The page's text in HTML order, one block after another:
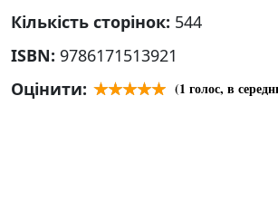
Кількість сторінок: 544
ISBN: 9786171513921
Оцінити:
(1 голос, в